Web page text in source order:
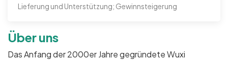
Lieferung und Unterstützung; Gewinnsteigerung
Über uns
Das Anfang der 2000er Jahre gegründete Wuxi